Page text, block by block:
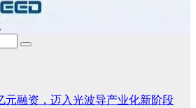
元融资，迈入光波导产业化新阶段